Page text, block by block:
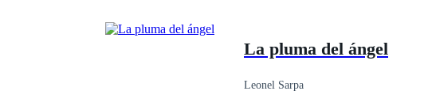
La pluma del ángel
Leonel Sarpa